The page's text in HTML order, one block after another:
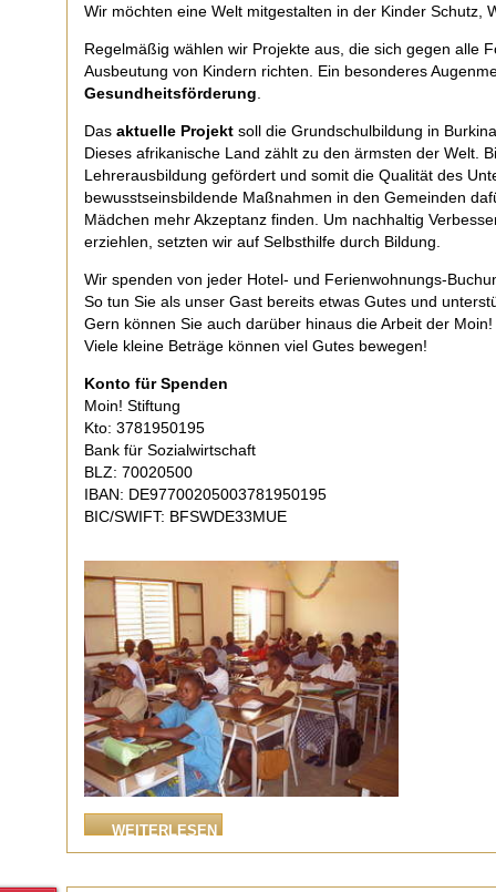
Wir möchten eine Welt mitgestalten in der Kinder Schutz,
Regelmäßig wählen wir Projekte aus, die sich gegen alle
Ausbeutung von Kindern richten. Ein besonderes
Gesundheitsförderung.
Das aktuelle Projekt soll die Grundschulbildung in
Dieses afrikanische Land zählt zu den ärmsten der Welt.
Lehrerausbildung gefördert und somit die Qualität des
bewusstseinsbildende Maßnahmen in den Gemeinden
Mädchen mehr Akzeptanz finden. Um nachhaltig
erziehlen, setzten wir auf Selbsthilfe durch Bildung.
Wir spenden von jeder Hotel- und Ferienwohnungs-
So tun Sie als unser Gast bereits etwas Gutes und
Gern können Sie auch darüber hinaus die Arbeit der
Viele kleine Beträge können viel Gutes bewegen!
Konto für Spenden
Moin! Stiftung
Kto: 3781950195
Bank für Sozialwirtschaft
BLZ: 70020500
IBAN: DE97700205003781950195
BIC/SWIFT: BFSWDE33MUE
WEITERLESEN